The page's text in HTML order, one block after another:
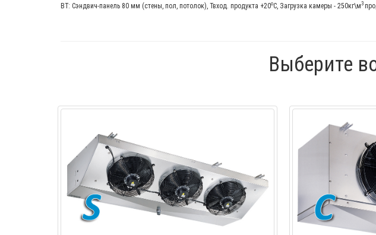
ВТ: Сэндвич-панель 80 мм (стены, пол, потолок), Твход. продукта +20оС, Загрузка камеры - 250кг\м3
Выберите